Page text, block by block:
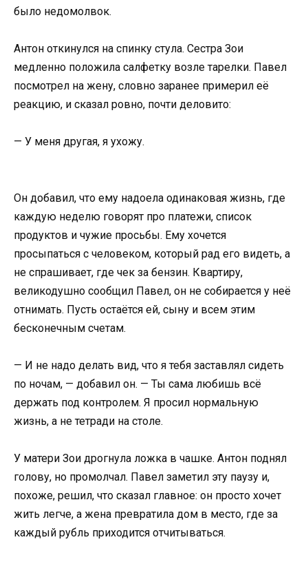
было недомолвок.
Антон откинулся на спинку стула. Сестра Зои
медленно положила салфетку возле тарелки. Павел
посмотрел на жену, словно заранее примерил её
реакцию, и сказал ровно, почти деловито:
— У меня другая, я ухожу.
Он добавил, что ему надоела одинаковая жизнь, где
каждую неделю говорят про платежи, список
продуктов и чужие просьбы. Ему хочется
просыпаться с человеком, который рад его видеть, а
не спрашивает, где чек за бензин. Квартиру,
великодушно сообщил Павел, он не собирается у неё
отнимать. Пусть остаётся ей, сыну и всем этим
бесконечным счетам.
— И не надо делать вид, что я тебя заставлял сидеть
по ночам, — добавил он. — Ты сама любишь всё
держать под контролем. Я просил нормальную
жизнь, а не тетради на столе.
У матери Зои дрогнула ложка в чашке. Антон поднял
голову, но промолчал. Павел заметил эту паузу и,
похоже, решил, что сказал главное: он просто хочет
жить легче, а жена превратила дом в место, где за
каждый рубль приходится отчитываться.